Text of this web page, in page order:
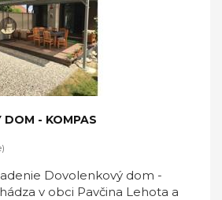
DOM - KOMPAS
Dovolenkový dom -
v obci Pavčina Lehota a